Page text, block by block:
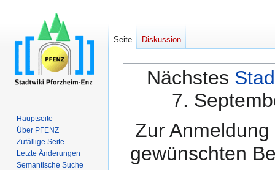
Nächstes
7.
Zur
gewünschten
Seite Diskussion
Hauptseite
Über PFENZ
Zufällige Seite
Letzte Änderungen
Semantische Suche